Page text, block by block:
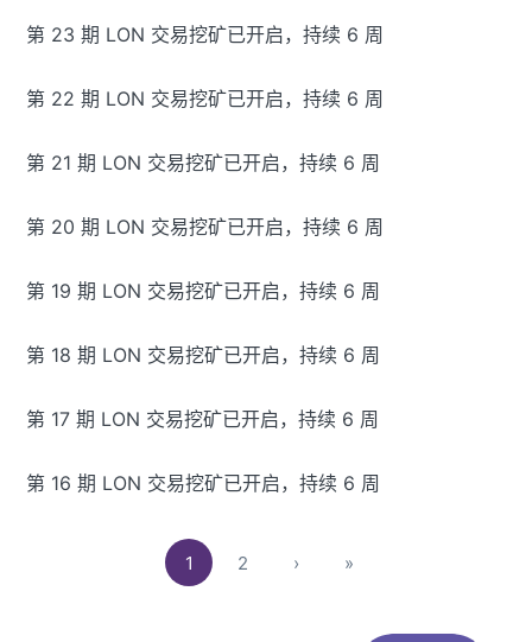
第 23 期 LON 交易挖矿已开启，持续 6 周
第 22 期 LON 交易挖矿已开启，持续 6 周
第 21 期 LON 交易挖矿已开启，持续 6 周
第 20 期 LON 交易挖矿已开启，持续 6 周
第 19 期 LON 交易挖矿已开启，持续 6 周
第 18 期 LON 交易挖矿已开启，持续 6 周
第 17 期 LON 交易挖矿已开启，持续 6 周
第 16 期 LON 交易挖矿已开启，持续 6 周
1 2 › »